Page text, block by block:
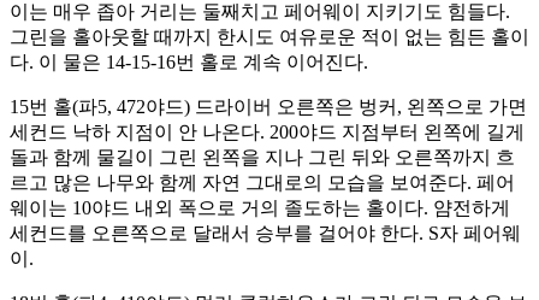
이는 매우 좁아 거리는 둘째치고 페어웨이 지키기도 힘들다.
그린을 홀아웃할 때까지 한시도 여유로운 적이 없는 힘든 홀이
다. 이 물은 14-15-16번 홀로 계속 이어진다.
15번 홀(파5, 472야드) 드라이버 오른쪽은 벙커, 왼쪽으로 가면
세컨드 낙하 지점이 안 나온다. 200야드 지점부터 왼쪽에 길게
돌과 함께 물길이 그린 왼쪽을 지나 그린 뒤와 오른쪽까지 흐
르고 많은 나무와 함께 자연 그대로의 모습을 보여준다. 페어
웨이는 10야드 내외 폭으로 거의 졸도하는 홀이다. 얌전하게
세컨드를 오른쪽으로 달래서 승부를 걸어야 한다. S자 페어웨
이.